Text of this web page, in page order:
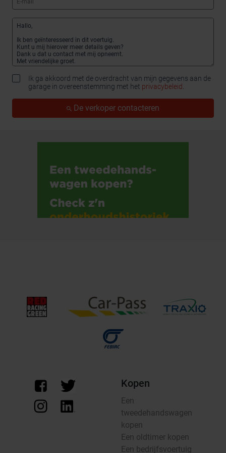
Ik ga akkoord met de overdracht van mijn gegevens aan de
garage in overeenstemming met het privacybeleid.
De verkoper contacteren
Kopen
Een
tweedehandswagen
kopen
Een oldtimer kopen
Een bedrijfsvoertuig